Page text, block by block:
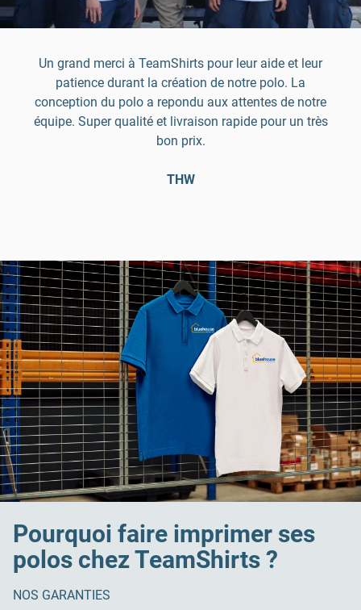
Un grand merci à TeamShirts pour leur aide et leur
patience durant la création de notre polo. La
conception du polo a repondu aux attentes de notre
équipe. Super qualité et livraison rapide pour un très
bon prix.
THW
Pourquoi faire imprimer ses
polos chez TeamShirts ?
NOS GARANTIES